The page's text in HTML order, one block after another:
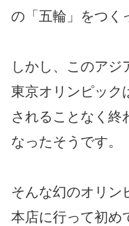
の「五輪」をつく
しかし、このアジ
東京オリンピック
されることなく終
なったそうです。
そんな幻のオリン
本店に行って初め